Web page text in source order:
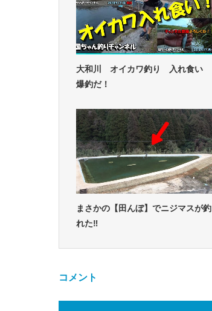
大和川 オイカワ釣り 入れ食い
爆釣だ！
まさかの【田んぼ】でニジマスが釣
れた‼
コメント